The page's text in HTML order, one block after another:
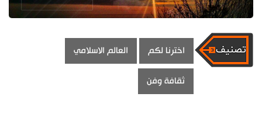
اخترنا لكم العالم الاسلامي
ثقافة وفن